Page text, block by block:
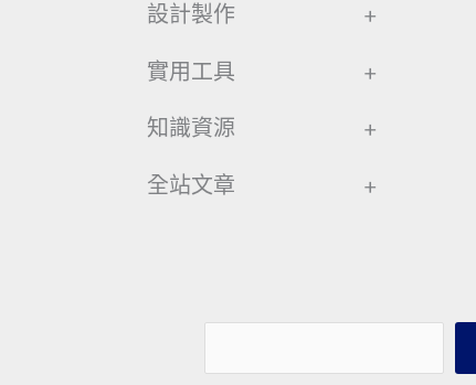
設計製作 +
實用工具 +
知識資源 +
全站文章 +